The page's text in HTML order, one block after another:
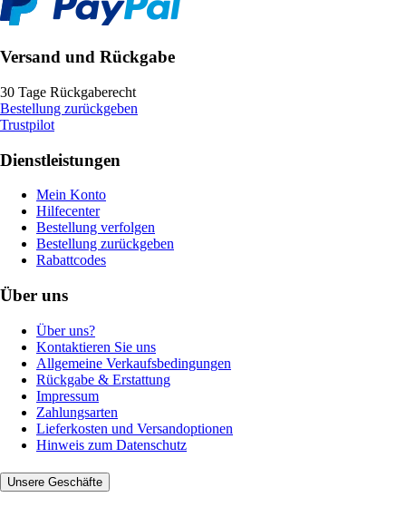
Versand und Rückgabe
30 Tage Rückgaberecht
Bestellung zurückgeben
Trustpilot
Dienstleistungen
Mein Konto
Hilfecenter
Bestellung verfolgen
Bestellung zurückgeben
Rabattcodes
Über uns
Über uns?
Kontaktieren Sie uns
Allgemeine Verkaufsbedingungen
Rückgabe & Erstattung
Impressum
Zahlungsarten
Lieferkosten und Versandoptionen
Hinweis zum Datenschutz
Unsere Geschäfte